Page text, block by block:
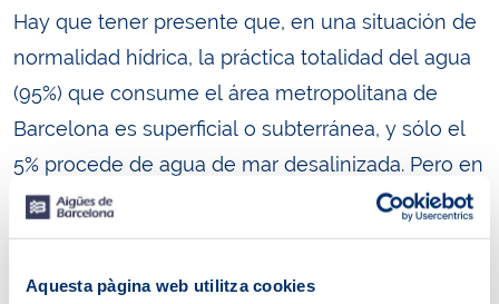
Aquesta pàgina web utilitza cookies
Hay que tener presente que, en una situación de
normalidad hídrica, la práctica totalidad del agua
(95%) que consume el área metropolitana de
Barcelona es superficial o subterránea, y sólo el
5% procede de agua de mar desalinizada. Pero en
el contexto actual de estrés hídrico, tan solo el
19% del consumo corresponde a agua superficial